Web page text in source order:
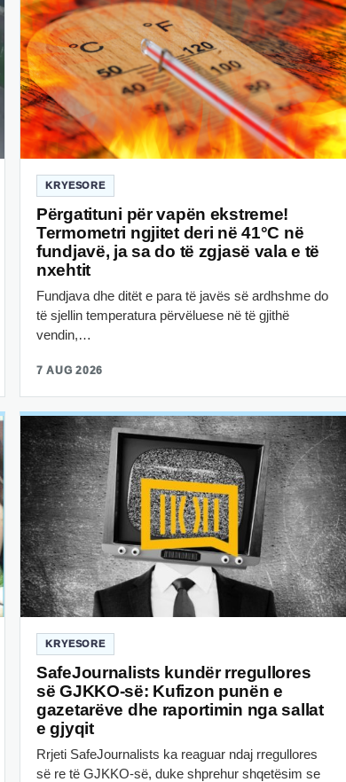
KRYESORE
Përgatituni për vapën ekstreme!
Termometri ngjitet deri në 41°C në
fundjavë, ja sa do të zgjasë vala e të
nxehtit
Fundjava dhe ditët e para të javës së ardhshme do
të sjellin temperatura përvëluese në të gjithë
vendin,…
7 AUG 2026
KRYESORE
SafeJournalists kundër rregullores
së GJKKO-së: Kufizon punën e
gazetarëve dhe raportimin nga sallat
e gjyqit
Rrjeti SafeJournalists ka reaguar ndaj rregullores
së re të GJKKO-së, duke shprehur shqetësim se